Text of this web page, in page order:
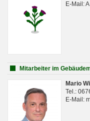
E-Mail:
Mitarbeiter im
Mario
Tel.:
E-Mail: